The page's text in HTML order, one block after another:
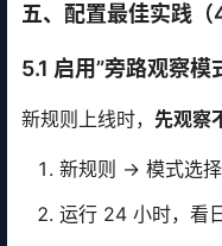
五、配置最佳实践（
5.1 启用”旁路观察模
新规则上线时， 先观察
新规则 → 模式选
运行 24 小时，看